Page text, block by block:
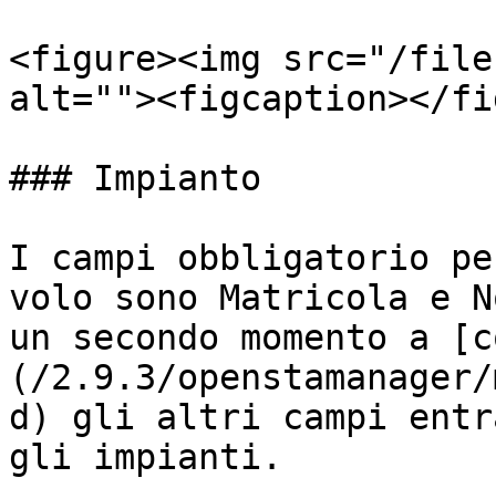
<figure><img src="/
alt=""><figcaption></
### Impianto
I campi obbligatorio
volo sono Matricola e
un secondo momento a
(/2.9.3/
d) gli altri campi
gli impianti.